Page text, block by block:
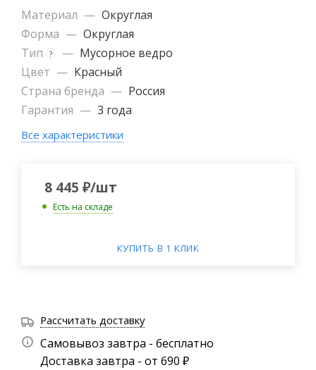
Материал — Округлая
Форма — Округлая
Тип
? — Мусорное ведро
Цвет — Красный
Страна бренда — Россия
Гарантия — 3 года
Все характеристики
8 445 ₽/шт
Есть на складе
КУПИТЬ В 1 КЛИК
Рассчитать доставку
Самовывоз завтра - бесплатно
Доставка завтра - от 690 ₽